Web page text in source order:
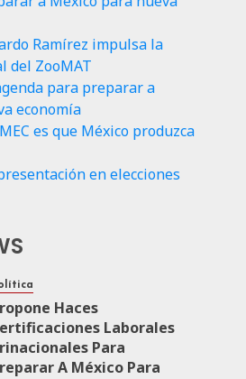
Ramírez impulsa la
del ZooMAT
para preparar a
economía
es que México produzca
en elecciones
Haces
Laborales
Para
A México Para